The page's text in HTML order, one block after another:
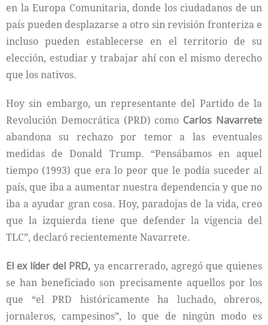
en la Europa Comunitaria, donde los ciudadanos de un
país pueden desplazarse a otro sin revisión fronteriza e
incluso pueden establecerse en el territorio de su
elección, estudiar y trabajar ahí con el mismo derecho
que los nativos.
Hoy sin embargo, un representante del Partido de la
Revolución Democrática (PRD) comoCarlos Navarrete
abandona su rechazo por temor a las eventuales
medidas de Donald Trump. “Pensábamos en aquel
tiempo (1993) que era lo peor que le podía suceder al
país, que iba a aumentar nuestra dependencia y que no
iba a ayudar gran cosa. Hoy, paradojas de la vida, creo
que la izquierda tiene que defender la vigencia del
TLC”, declaró recientemente Navarrete.
El ex líder del PRD, ya encarrerado, agregó que quienes
se han beneficiado son precisamente aquellos por los
que “el PRD históricamente ha luchado, obreros,
jornaleros, campesinos”, lo que de ningún modo es